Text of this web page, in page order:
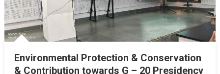
Environmental Protection & Conservation
& Contribution towards G – 20 Presidency